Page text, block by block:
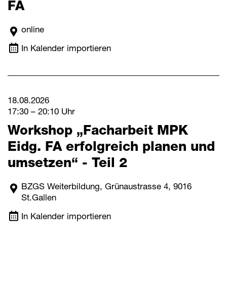
FA
online
In Kalender importieren
18.08.2026
17:30 – 20:10 Uhr
Workshop „Facharbeit MPK
Eidg. FA erfolgreich planen und
umsetzen“ - Teil 2
BZGS Weiterbildung, Grünaustrasse 4, 9016
St.Gallen
In Kalender importieren